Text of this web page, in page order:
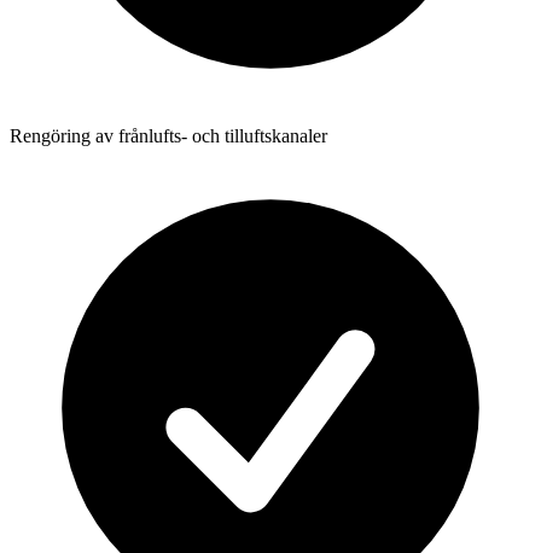
Rengöring av frånlufts- och tilluftskanaler